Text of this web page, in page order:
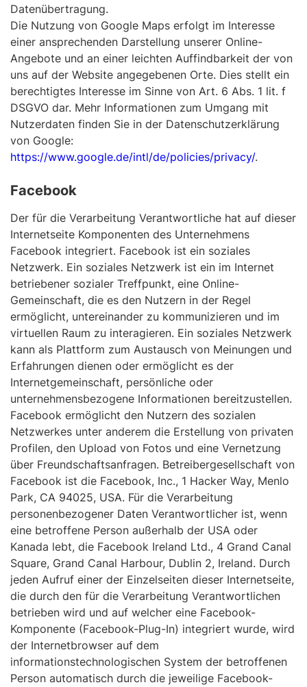
Datenübertragung.
Die Nutzung von Google Maps erfolgt im Interesse
einer ansprechenden Darstellung unserer Online-
Angebote und an einer leichten Auffindbarkeit der von
uns auf der Website angegebenen Orte. Dies stellt ein
berechtigtes Interesse im Sinne von Art. 6 Abs. 1 lit. f
DSGVO dar. Mehr Informationen zum Umgang mit
Nutzerdaten finden Sie in der Datenschutzerklärung
von Google:
https://www.google.de/intl/de/policies/privacy/.
Facebook
Der für die Verarbeitung Verantwortliche hat auf dieser
Internetseite Komponenten des Unternehmens
Facebook integriert. Facebook ist ein soziales
Netzwerk. Ein soziales Netzwerk ist ein im Internet
betriebener sozialer Treffpunkt, eine Online-
Gemeinschaft, die es den Nutzern in der Regel
ermöglicht, untereinander zu kommunizieren und im
virtuellen Raum zu interagieren. Ein soziales Netzwerk
kann als Plattform zum Austausch von Meinungen und
Erfahrungen dienen oder ermöglicht es der
Internetgemeinschaft, persönliche oder
unternehmensbezogene Informationen bereitzustellen.
Facebook ermöglicht den Nutzern des sozialen
Netzwerkes unter anderem die Erstellung von privaten
Profilen, den Upload von Fotos und eine Vernetzung
über Freundschaftsanfragen. Betreibergesellschaft von
Facebook ist die Facebook, Inc., 1 Hacker Way, Menlo
Park, CA 94025, USA. Für die Verarbeitung
personenbezogener Daten Verantwortlicher ist, wenn
eine betroffene Person außerhalb der USA oder
Kanada lebt, die Facebook Ireland Ltd., 4 Grand Canal
Square, Grand Canal Harbour, Dublin 2, Ireland. Durch
jeden Aufruf einer der Einzelseiten dieser Internetseite,
die durch den für die Verarbeitung Verantwortlichen
betrieben wird und auf welcher eine Facebook-
Komponente (Facebook-Plug-In) integriert wurde, wird
der Internetbrowser auf dem
informationstechnologischen System der betroffenen
Person automatisch durch die jeweilige Facebook-